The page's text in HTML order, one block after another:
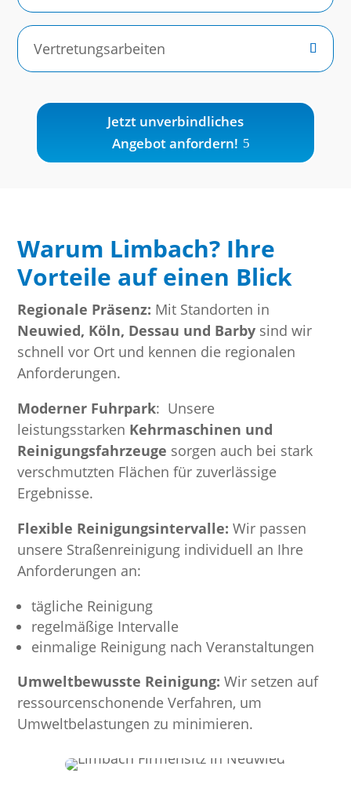
Vertretungsarbeiten
Jetzt unverbindliches
Angebot anfordern!
Warum Limbach? Ihre
Vorteile auf einen Blick
Regionale Präsenz: Mit Standorten in
Neuwied, Köln, Dessau und Barby sind wir
schnell vor Ort und kennen die regionalen
Anforderungen.
Moderner Fuhrpark: Unsere
leistungsstarken Kehrmaschinen und
Reinigungsfahrzeuge sorgen auch bei stark
verschmutzten Flächen für zuverlässige
Ergebnisse.
Flexible Reinigungsintervalle:Wir passen
unsere Straßenreinigung individuell an Ihre
Anforderungen an:
tägliche Reinigung
regelmäßige Intervalle
einmalige Reinigung nach Veranstaltungen
Umweltbewusste Reinigung:Wir setzen auf
ressourcenschonende Verfahren, um
Umweltbelastungen zu minimieren.